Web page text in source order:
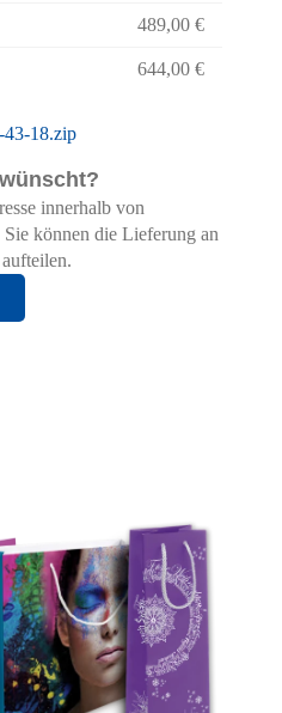
489,00 €
644,00 €
43-18.zip
innerhalb von
können die Lieferung an
Datenschutz